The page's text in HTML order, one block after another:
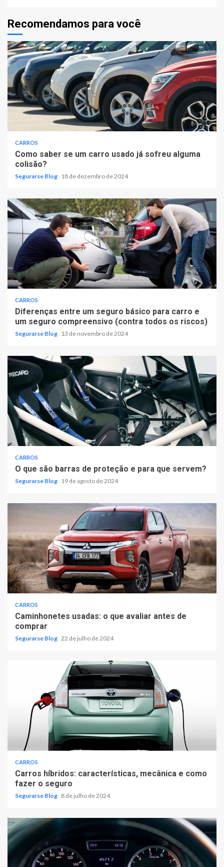
Recomendamos para você
CARROS
Como saber se um carro usado já sofreu alguma
colisão?
Segurarse Blog 18 de dezembro de 2024
CARROS
Diferenças entre um seguro básico para carro e
um seguro compreensivo (contra todos os riscos)
Segurarse Blog 13 de novembro de 2024
CARROS
O que são barras de proteção e para que servem?
Segurarse Blog 19 de agosto de 2024
CARROS
Caminhonetes usadas: o que avaliar antes de
comprar
Segurarse Blog 22 de julho de 2024
CARROS
Carros híbridos: características, mecânica e como
fazer o seguro
Segurarse Blog 8 de julho de 2024